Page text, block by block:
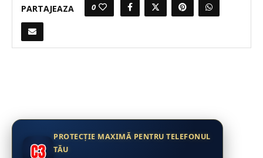
PARTAJEAZA 0
PROTECȚIE MAXIMĂ PENTRU TELEFONUL
TĂU